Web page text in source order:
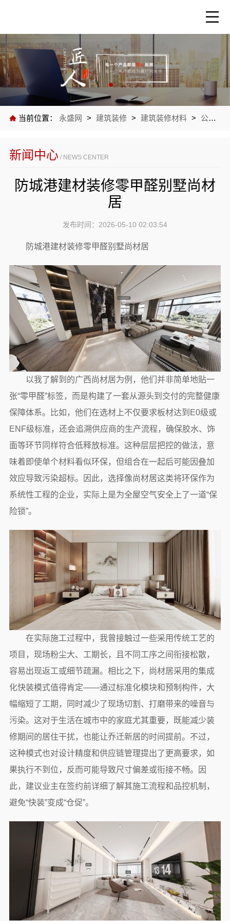
当前位置： 永盛网 > 建筑装修 > 建筑装修材料 > 公司新闻
新闻中心 / NEWS CENTER
防城港建材装修零甲醛别墅尚材
居
发布时间：2026-05-10 02:03:54
防城港建材装修零甲醛别墅尚材居
以我了解到的广西尚材居为例，他们并非简单地贴一
张“零甲醛”标签，而是构建了一套从源头到交付的完整健康
保障体系。比如，他们在选材上不仅要求板材达到E0级或
ENF级标准，还会追溯供应商的生产流程，确保胶水、饰
面等环节同样符合低释放标准。这种层层把控的做法，意
味着即使单个材料看似环保，但组合在一起后可能因叠加
效应导致污染超标。因此，选择像尚材居这类将环保作为
系统性工程的企业，实际上是为全屋空气安全上了一道“保
险锁”。
在实际施工过程中，我曾接触过一些采用传统工艺的
项目，现场粉尘大、工期长，且不同工序之间衔接松散，
容易出现返工或细节疏漏。相比之下，尚材居采用的集成
化快装模式值得肯定——通过标准化模块和预制构件，大
幅缩短了工期，同时减少了现场切割、打磨带来的噪音与
污染。这对于生活在城市中的家庭尤其重要，既能减少装
修期间的居住干扰，也能让乔迁新居的时间提前。不过，
这种模式也对设计精度和供应链管理提出了更高要求，如
果执行不到位，反而可能导致尺寸偏差或衔接不畅。因
此，建议业主在签约前详细了解其施工流程和品控机制，
避免“快装”变成“仓促”。